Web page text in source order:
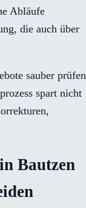
Abläufe
die auch über
sauber prüfen
spart nicht
Bautzen